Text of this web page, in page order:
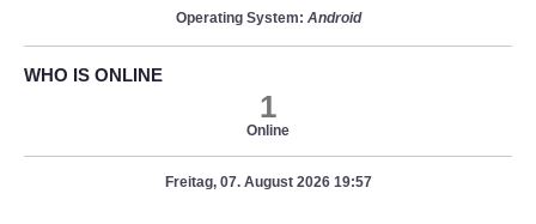
Operating System: Android
WHO IS ONLINE
1
Online
Freitag, 07. August 2026 19:57